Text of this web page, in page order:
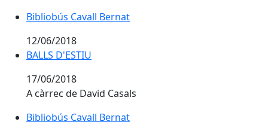
Bibliobús Cavall Bernat
Bibliobús Cavall Bernat
12/06/2018
BALLS D'ESTIU
BALLS D'ESTIU
17/06/2018
A càrrec de David Casals
Bibliobús Cavall Bernat
Bibliobús Cavall Bernat